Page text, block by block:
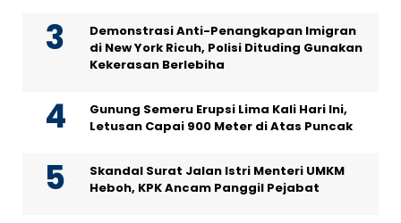
Demonstrasi Anti-Penangkapan Imigran
di New York Ricuh, Polisi Dituding Gunakan
Kekerasan Berlebiha
Gunung Semeru Erupsi Lima Kali Hari Ini,
Letusan Capai 900 Meter di Atas Puncak
Skandal Surat Jalan Istri Menteri UMKM
Heboh, KPK Ancam Panggil Pejabat